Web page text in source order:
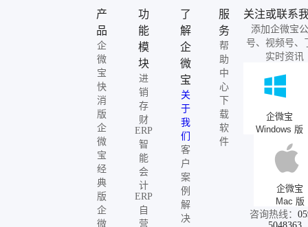
产
品
企
微
宝
快
消
版
企
微
宝
经
典
版
企
微
功
能
模
块
进
销
存
财
ERP
智
能
会
计
ERP
自
营
了
解
企
微
宝
关
于
我
们
客
户
案
例
解
决
服
务
帮
助
中
心
下
载
软
件
关注或联系
添加企微宝
号、视频号、
实时资讯
企微宝
Windows 版
企微宝
Mac 版
咨询热线：